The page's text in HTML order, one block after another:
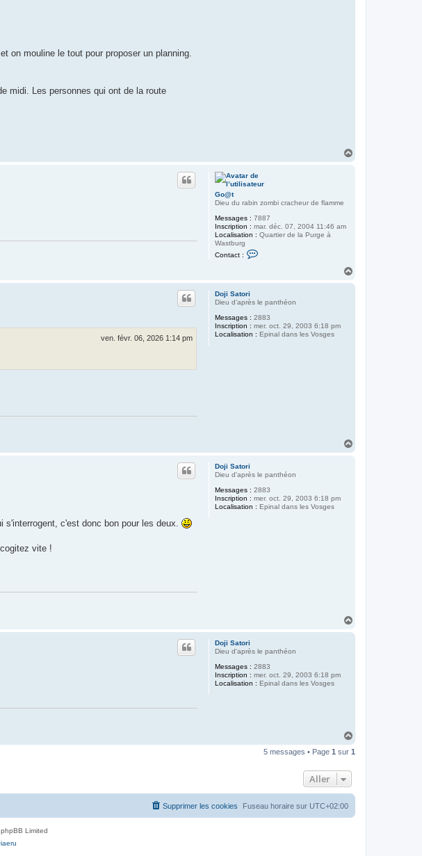
on mouline le tout pour proposer un planning.
midi. Les personnes qui ont de la route
Go@t
Dieu du rabin zombi cracheur de flamme
Messages : 7887
Inscription : mar. déc. 07, 2004 11:46 am
Localisation : Quartier de la Purge à
Wastburg
Contact :
a
t
r
G
o
Doji Satori
Dieu d'après le panthéon
Messages : 2883
Inscription : mer. oct. 29, 2003 6:18 pm
Localisation : Epinal dans les Vosges
ven. févr. 06, 2026 1:14 pm
Doji Satori
Dieu d'après le panthéon
Messages : 2883
Inscription : mer. oct. 29, 2003 6:18 pm
Localisation : Epinal dans les Vosges
c'est donc bon pour les deux.
vite !
Doji Satori
Dieu d'après le panthéon
Messages : 2883
Inscription : mer. oct. 29, 2003 6:18 pm
Localisation : Epinal dans les Vosges
u
5 messages • Page 1 sur 1
Aller
Fuseau horaire sur UTC+02:00
Supprimer les cookies
Limited